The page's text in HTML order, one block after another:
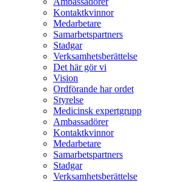
Kontaktkvinnor
Medarbetare
Samarbetspartners
Stadgar
Verksamhetsberättelse
Det här gör vi
Vision
Ordförande har ordet
Styrelse
Medicinsk expertgrupp
Ambassadörer
Kontaktkvinnor
Medarbetare
Samarbetspartners
Stadgar
Verksamhetsberättelse